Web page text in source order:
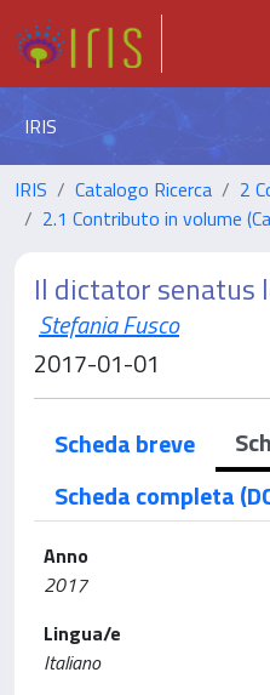
IRIS
IRIS Catalogo Ricerca
2
2.1 Contributo in volume
Il dictator senatus
Stefania Fusco
2017-01-01
Scheda breve
Scheda completa
Anno
2017
Lingua/e
Italiano